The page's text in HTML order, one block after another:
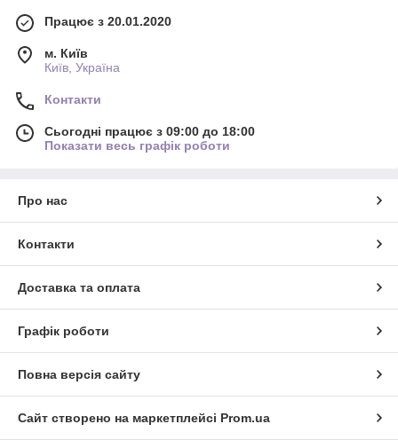
Працює з 20.01.2020
м. Київ
Київ, Україна
Контакти
Сьогодні працює з 09:00 до 18:00
Показати весь графік роботи
Про нас
Контакти
Доставка та оплата
Графік роботи
Повна версія сайту
Сайт створено на маркетплейсі Prom.ua